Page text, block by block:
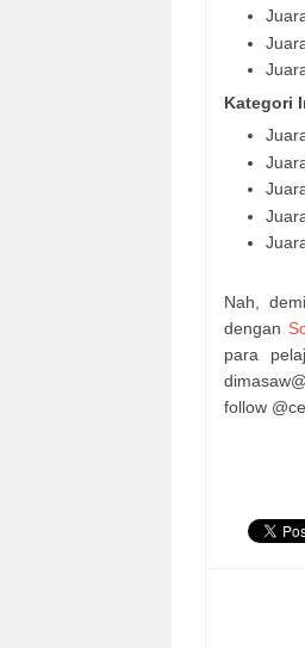
Kategori
Nah,
dengan
para
follow